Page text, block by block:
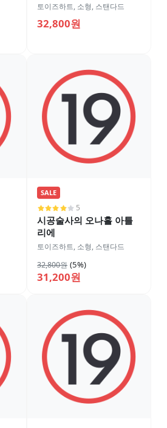
토이즈하트, 소형, 스탠다드
32,800원
SALE
5
시공술사의 오나홀 아틀
리에
토이즈하트, 소형, 스탠다드
32,800원 (5%)
31,200원